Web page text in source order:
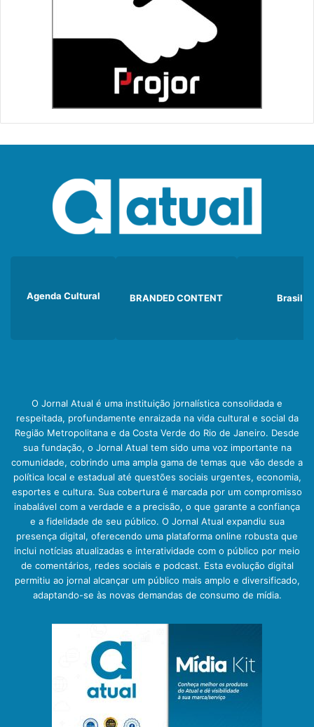
Agenda Cultural BRANDED CONTENT Brasil
O Jornal Atual é uma instituição jornalística consolidada e
respeitada, profundamente enraizada na vida cultural e social da
Região Metropolitana e da Costa Verde do Rio de Janeiro. Desde
sua fundação, o Jornal Atual tem sido uma voz importante na
comunidade, cobrindo uma ampla gama de temas que vão desde a
política local e estadual até questões sociais urgentes, economia,
esportes e cultura. Sua cobertura é marcada por um compromisso
inabalável com a verdade e a precisão, o que garante a confiança
e a fidelidade de seu público. O Jornal Atual expandiu sua
presença digital, oferecendo uma plataforma online robusta que
inclui notícias atualizadas e interatividade com o público por meio
de comentários, redes sociais e podcast. Esta evolução digital
permitiu ao jornal alcançar um público mais amplo e diversificado,
adaptando-se às novas demandas de consumo de mídia.